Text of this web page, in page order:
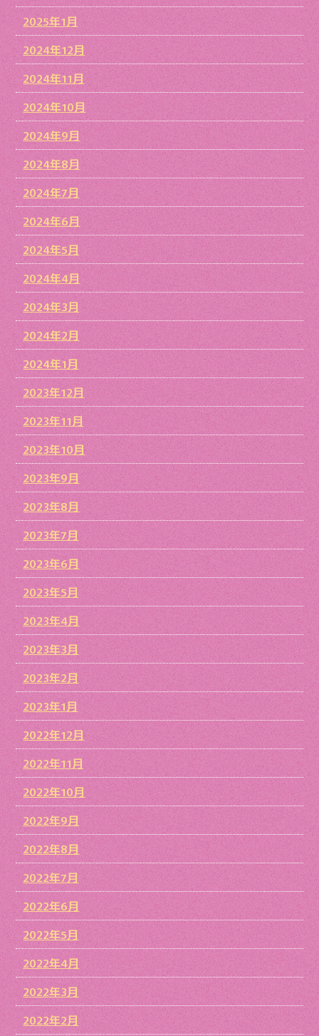
2025年1月
2024年12月
2024年11月
2024年10月
2024年9月
2024年8月
2024年7月
2024年6月
2024年5月
2024年4月
2024年3月
2024年2月
2024年1月
2023年12月
2023年11月
2023年10月
2023年9月
2023年8月
2023年7月
2023年6月
2023年5月
2023年4月
2023年3月
2023年2月
2023年1月
2022年12月
2022年11月
2022年10月
2022年9月
2022年8月
2022年7月
2022年6月
2022年5月
2022年4月
2022年3月
2022年2月